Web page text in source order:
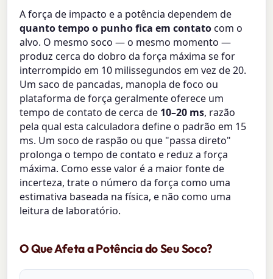
A força de impacto e a potência dependem de
quanto tempo o punho fica em contatocom o
alvo. O mesmo soco — o mesmo momento —
produz cerca do dobro da força máxima se for
interrompido em 10 milissegundos em vez de 20.
Um saco de pancadas, manopla de foco ou
plataforma de força geralmente oferece um
tempo de contato de cerca de 10–20 ms, razão
pela qual esta calculadora define o padrão em 15
ms. Um soco de raspão ou que "passa direto"
prolonga o tempo de contato e reduz a força
máxima. Como esse valor é a maior fonte de
incerteza, trate o número da força como uma
estimativa baseada na física, e não como uma
leitura de laboratório.
O Que Afeta a Potência do Seu Soco?